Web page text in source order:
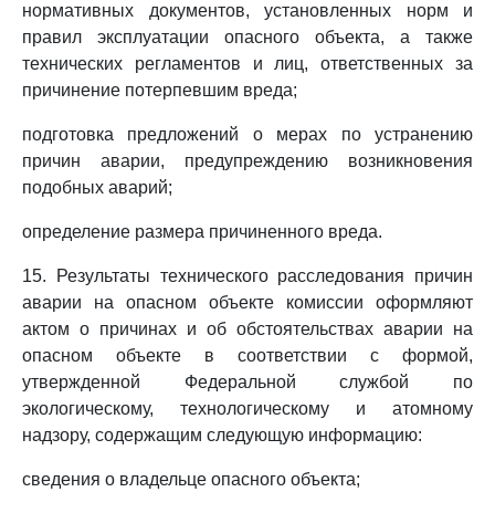
нормативных документов, установленных норм и
правил эксплуатации опасного объекта, а также
технических регламентов и лиц, ответственных за
причинение потерпевшим вреда;
подготовка предложений о мерах по устранению
причин аварии, предупреждению возникновения
подобных аварий;
определение размера причиненного вреда.
15. Результаты технического расследования причин
аварии на опасном объекте комиссии оформляют
актом о причинах и об обстоятельствах аварии на
опасном объекте в соответствии с формой,
утвержденной Федеральной службой по
экологическому, технологическому и атомному
надзору, содержащим следующую информацию:
сведения о владельце опасного объекта;